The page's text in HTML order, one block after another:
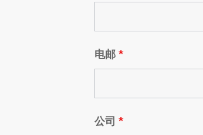
电邮 *
公司 *